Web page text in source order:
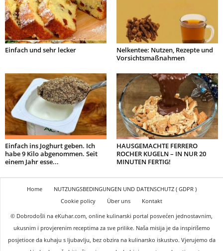
Einfach und sehr lecker
Nelkentee: Nutzen, Rezepte und
Vorsichtsmaßnahmen
Einfach ins Joghurt geben. Ich
habe 9 Kilo abgenommen. Seit
einem Jahr esse...
HAUSGEMACHTE FERRERO
ROCHER KUGELN – IN NUR 20
MINUTEN FERTIG!
Home
NUTZUNGSBEDINGUNGEN UND DATENSCHUTZ ( GDPR )
Cookie policy
Über uns
Kontakt
© Dobrodošli na eKuhar.com, online kulinarski portal posvećen jednostavnim,
ukusnim i provjerenim receptima za sve prilike. Naša misija je da inspirišemo
posjetioce da kuhaju s ljubavlju, bez obzira na kulinarsko iskustvo. Vjerujemo da